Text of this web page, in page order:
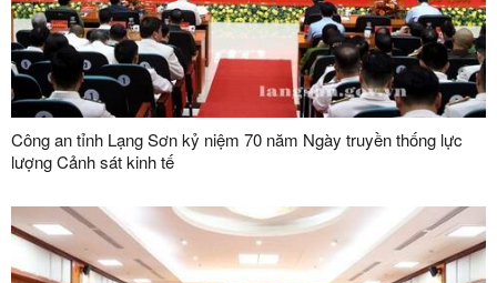
Công an tỉnh Lạng Sơn kỷ niệm 70 năm Ngày truyền thống lực
lượng Cảnh sát kinh tế